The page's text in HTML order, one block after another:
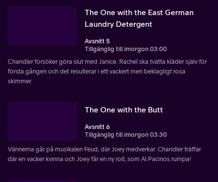
The One with the East German
Laundry Detergent
Avsnitt 5
Tillgänglig till imorgon 03:00
Chandler försöker göra slut med Janice. Rachel ska tvätta kläder själv för
första gången och det resulterar i ett vackert men beklagligt rosa
skimmer.
The One with the Butt
Avsnitt 6
Tillgänglig till imorgon 03:30
Vännerna går på musikalen Feud, där Joey medverkar. Chandler träffar
där en vacker kvinna och Joey får en ny roll, som Al Pacinos rumpa!